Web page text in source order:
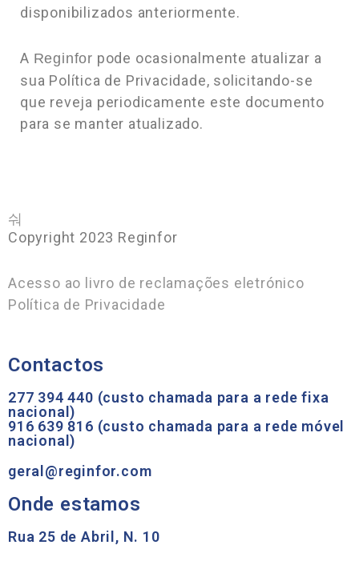
disponibilizados anteriormente.
A Reginfor pode ocasionalmente atualizar a
sua Política de Privacidade, solicitando-se
que reveja periodicamente este documento
para se manter atualizado.
Copyright 2023 Reginfor
Acesso ao livro de reclamações eletrónico
Política de Privacidade
Contactos
277 394 440 (custo chamada para a rede fixa
nacional)
916 639 816 (custo chamada para a rede móvel
nacional)
geral@reginfor.com
Onde estamos
Rua 25 de Abril, N. 10